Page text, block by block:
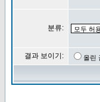
분류:
결과 보이기: 올린